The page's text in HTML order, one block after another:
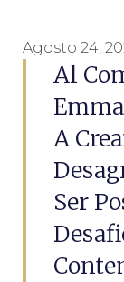
Agosto 24,
Al
A
Ser